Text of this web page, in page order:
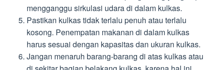
mengganggu sirkulasi udara di dalam kulkas.
Pastikan kulkas tidak terlalu penuh atau terlalu
kosong. Penempatan makanan di dalam kulkas
harus sesuai dengan kapasitas dan ukuran kulkas.
Jangan menaruh barang-barang di atas kulkas atau